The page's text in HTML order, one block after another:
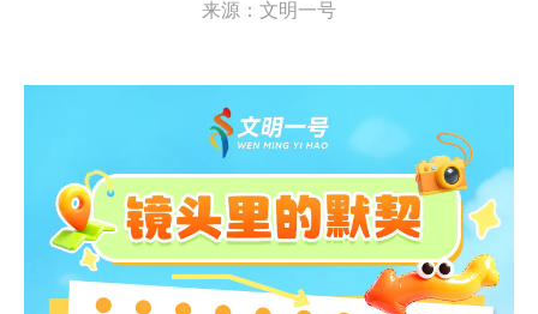
来源： 文明一号